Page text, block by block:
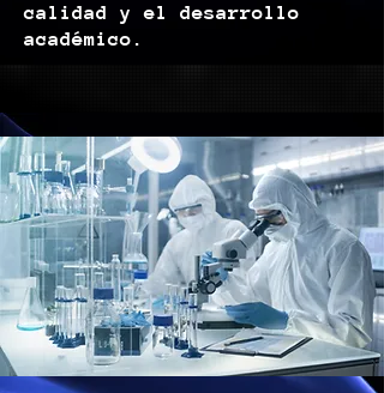
calidad y el desarrollo
académico.